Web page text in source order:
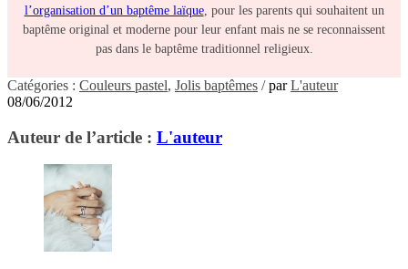
l’organisation d’un baptême laïque, pour les parents qui souhaitent un
baptême original et moderne pour leur enfant mais ne se reconnaissent
pas dans le baptême traditionnel religieux.
Catégories : Couleurs pastel, Jolis baptêmes /parL'auteur
08/06/2012
Auteur de l’article : L'auteur